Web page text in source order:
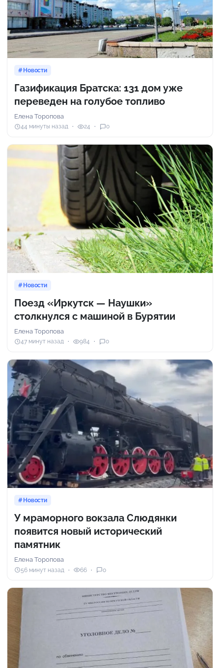
Новости
Газификация Братска: 131 дом уже
переведен на голубое топливо
Елена Торопова
44 минуты назад 24 0
Новости
Поезд «Иркутск — Наушки»
столкнулся с машиной в Бурятии
Елена Торопова
47 минут назад 984 0
Новости
У мраморного вокзала Слюдянки
появится новый исторический
памятник
Елена Торопова
56 минут назад 66 0